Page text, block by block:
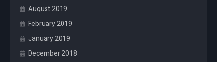
August 2019
February 2019
January 2019
December 2018